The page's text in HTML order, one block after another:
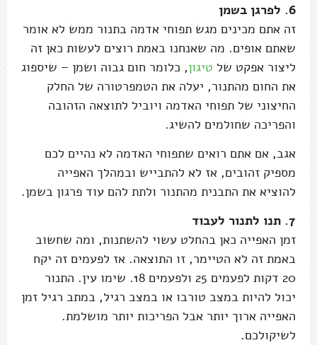
6. לפרגן בשמן
זה אתם מכינים מגש תפוחי אדמה בתנור ממש לא אומר
שאתם אופים. מה שאנחנו באמת רוצים לעשות כאן זה
ליצור אפקט של טיגון, כלומר חום גבוה ושמן – שיספוג
את החום מהתנור, יעלה את הטמפרטורה של החלק
החיצוני של תפוחי האדמה ויוביל לתוצאה הזהובה
והפריכה שחולמים להשיג.
אגב, אם אתם רואים שתפוחי האדמה לא נהיים לכם
מספיק זהובים, אז לא להתבייש ובמהלך האפייה
להוציא את התבנית מהתנור ולתת להם עוד פרגון בשמן.
7. תנו לתנור לעבוד
זמן האפייה כאן בהחלט עשוי להשתנות, ומה שחשוב
באמת זה לא הטיימר, זו התוצאה. אז לפעמים זה יקח
20 דקות לפעמים 25 ולפעמים 18. שימו עין. התנור
יכול להיות במצב טורבו או במצב רגיל, במתב רגיל זמן
האפייה ארוך יותר אבל הפריכות יותר מושלמת.
לשיקולכם.